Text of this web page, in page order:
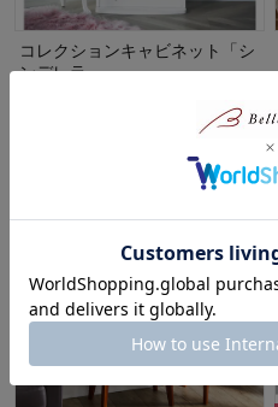
コレクションキャビネット「シ
ンデレラ」
（税込）